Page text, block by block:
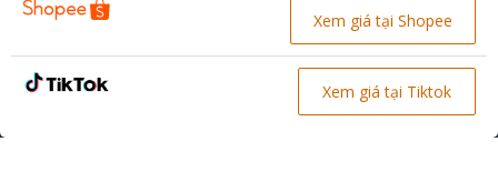
Xem giá tại Shopee
Xem giá tại Tiktok
bẹp đầu cao su